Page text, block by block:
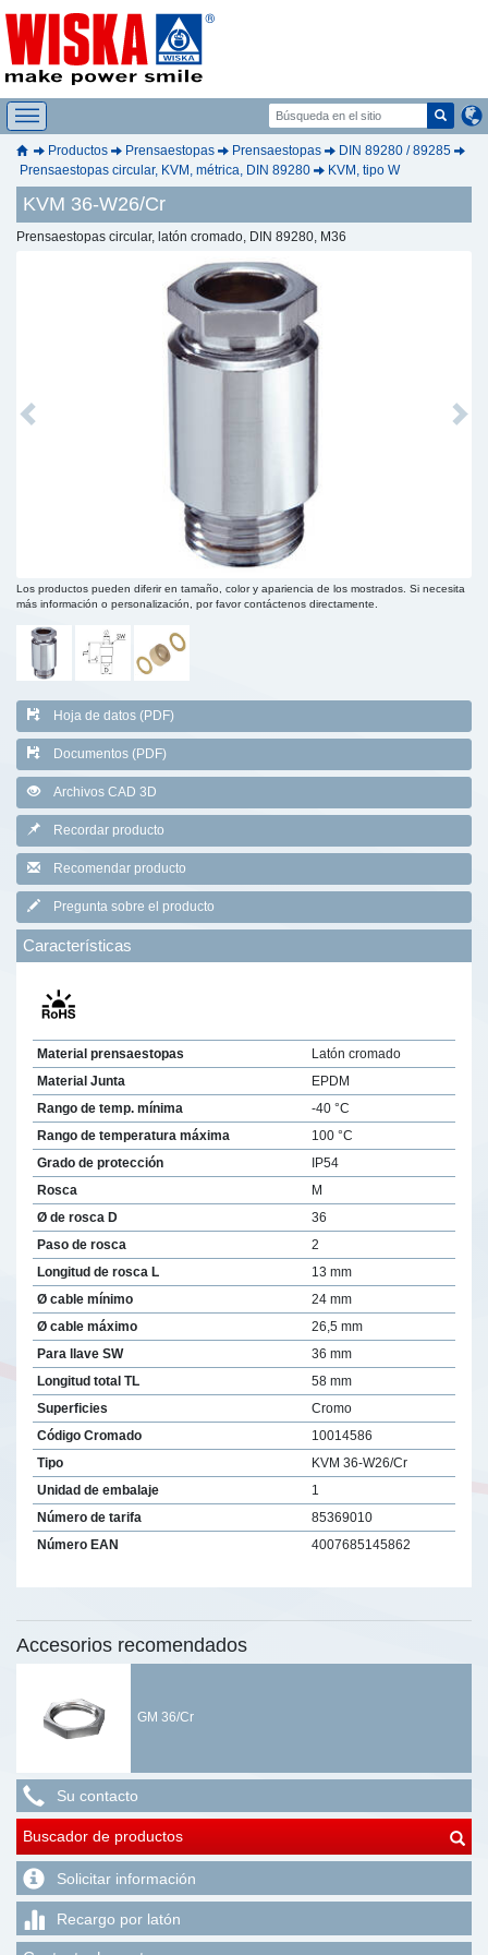
Productos Prensaestopas Prensaestopas
DIN 89280 / 89285
Prensaestopas circular, KVM, métrica, DIN 89280
KVM, tipo W
KVM 36-W26/Cr
Prensaestopas circular, latón cromado, DIN 89280, M36
Previous Next
Los productos pueden diferir en tamaño, color y apariencia de los mostrados. Si necesita
más información o personalización, por favor contáctenos directamente.
Hoja de datos (PDF)
Documentos (PDF)
Archivos CAD 3D
Recordar producto
Recomendar producto
Pregunta sobre el producto
Características
Material prensaestopas
Latón cromado
Material Junta
EPDM
Rango de temp. mínima
-40 °C
Rango de temperatura máxima
100 °C
Grado de protección
IP54
Rosca
M
Ø de rosca D
36
Paso de rosca
2
Longitud de rosca L
13 mm
Ø cable mínimo
24 mm
Ø cable máximo
26,5 mm
Para llave SW
36 mm
Longitud total TL
58 mm
Superficies
Cromo
Código Cromado
10014586
Tipo
KVM 36-W26/Cr
Unidad de embalaje
1
Número de tarifa
85369010
Número EAN
4007685145862
Accesorios recomendados
GM 36/Cr
Su contacto
Buscador de productos
Solicitar información
Recargo por latón